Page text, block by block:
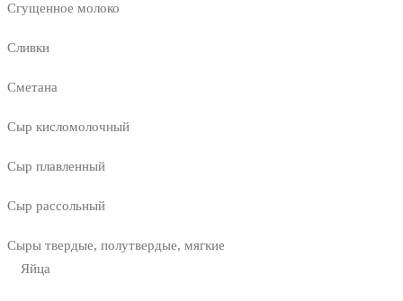
Сгущенное молоко
Сливки
Сметана
Сыр кисломолочный
Сыр плавленный
Сыр рассольный
Сыры твердые, полутвердые, мягкие
Яйца